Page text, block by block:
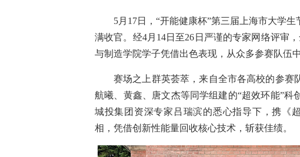
5月17日，“开能健康杯”第三届上海市大学
满收官。经4月14日至26日严谨的专家网络评审
与制造学院学子凭借出色表现，从众多参赛队伍
赛场之上群英荟萃，来自全市各高校的参赛
航曦、黄鑫、唐文杰等同学组建的“超效环能”
城投集团资深专家吕瑞滨的悉心指导下，携
相，凭借创新性能量回收核心技术，斩获佳绩。